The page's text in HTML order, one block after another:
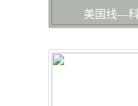
美国线—